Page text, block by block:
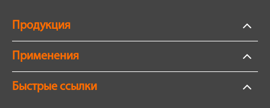
Продукция
Применения
Быстрые ссылки